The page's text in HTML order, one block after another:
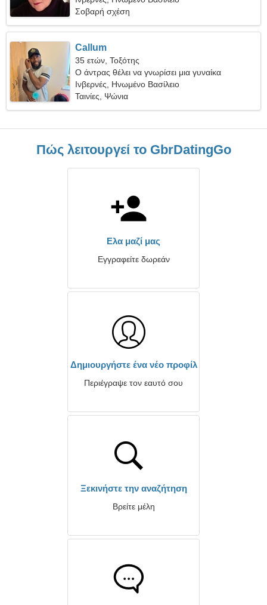
Σοβαρή σχέση
Callum
35 ετών, Τοξότης
Ο άντρας θέλει να γνωρίσει μια γυναίκα
Ινβερνές, Ηνωμένο Βασίλειο
Ταινίες, Ψώνια
Πώς λειτουργεί το GbrDatingGo
Ελα μαζί μας
Εγγραφείτε δωρεάν
Δημιουργήστε ένα νέο προφίλ
Περιέγραψε τον εαυτό σου
Ξεκινήστε την αναζήτηση
Βρείτε μέλη